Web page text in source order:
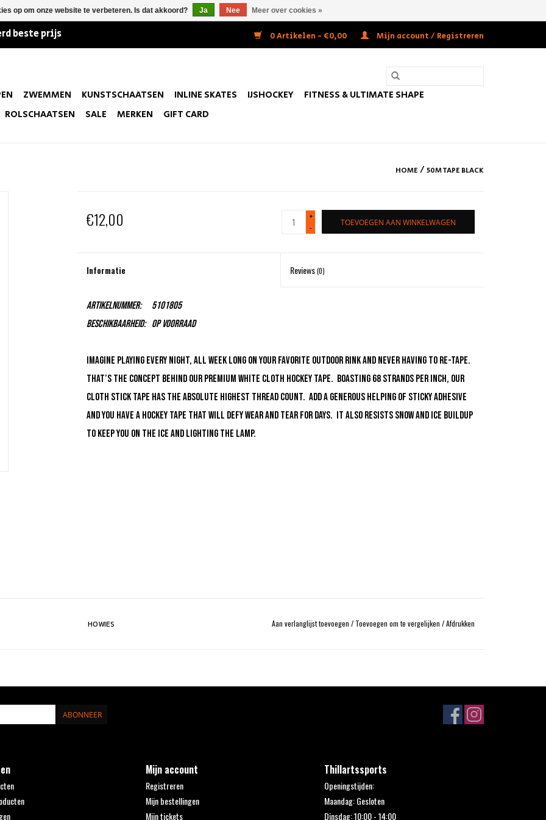
beste prijs 0 Artikelen - €0,00 Mijn account / Registreren
ZWEMMEN KUNSTSCHAATSEN INLINE SKATES IJSHOCKEY
FITNESS & ULTIMATE SHAPE
ROLSCHAATSEN
SALE MERKEN GIFT CARD
HOME /50M TAPE BLACK
€12,00
+
-
TOEVOEGEN AAN WINKELWAGEN
Informatie Reviews(0)
Artikelnummer:
5101805
Beschikbaarheid: Op voorraad
Imagine playing every night, all week long on your favorite outdoor rink and never having to re-tape.
That’s the concept behind our premium white cloth hockey tape. Boasting 68 strands per inch, our
cloth stick tape has the absolute highest thread count. Add a generous helping of sticky adhesive
and you have a hockey tape that will defy wear and tear for days. It also resists snow and ice buildup
to keep you on the ice and lighting the lamp.
HOWIES Aan verlanglijst toevoegen / Toevoegen om te vergelijken /Afdrukken
ABONNEER
Mijn account
Registreren
Mijn bestellingen
Mijn tickets
Thillartssports
Openingstijden:
Maandag: Gesloten
Dinsdag: 10:00 - 14:00
op om onze website te verbeteren. Is dat akkoord? Ja Nee Meer over cookies »